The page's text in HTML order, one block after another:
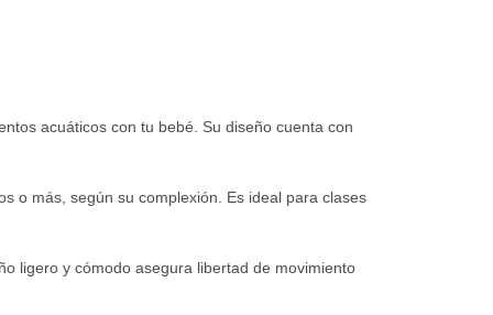
acuáticos con tu bebé. Su diseño cuenta con
o más, según su complexión. Es ideal para clases
ligero y cómodo asegura libertad de movimiento